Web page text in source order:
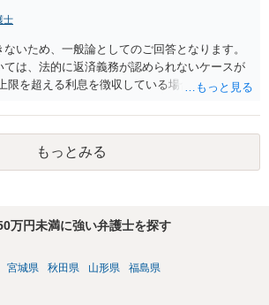
士
いため、一般論としてのご回答となります。
ては、法的に返済義務が認められないケースが
限を超える利息を徴収している場合には、刑事
とをお勧めいたします。
もっとみる
万円未満に強い弁護士を探す
宮城県 秋田県 山形県 福島県